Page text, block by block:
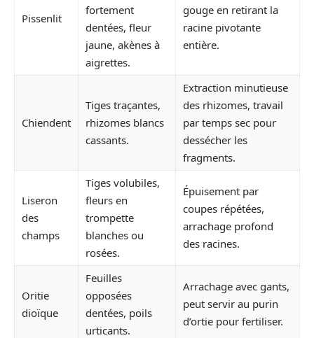
Pissenlit
fortement
dentées, fleur
jaune, akènes à
aigrettes.
gouge en retirant la
racine pivotante
entière.
Chiendent
Tiges traçantes,
rhizomes blancs
cassants.
Extraction minutieuse
des rhizomes, travail
par temps sec pour
dessécher les
fragments.
Liseron
des
champs
Tiges volubiles,
fleurs en
trompette
blanches ou
rosées.
Épuisement par
coupes répétées,
arrachage profond
des racines.
Oritie
dioïque
Feuilles
opposées
dentées, poils
urticants.
Arrachage avec gants,
peut servir au purin
d’ortie pour fertiliser.